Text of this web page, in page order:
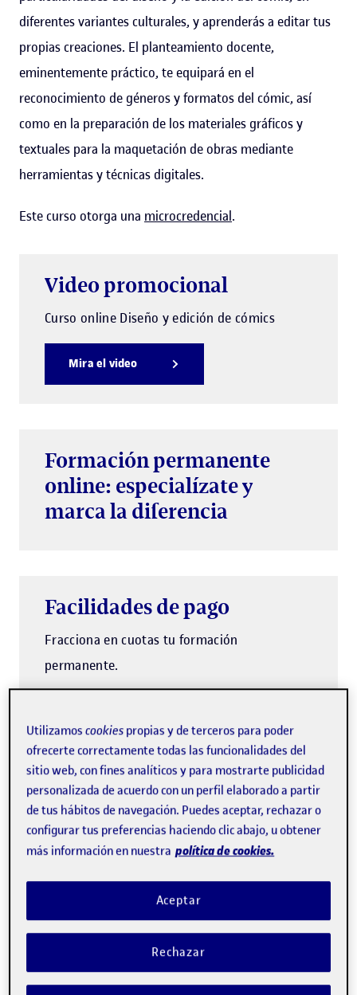
diferentes variantes culturales, y aprenderás a editar tus
propias creaciones. El planteamiento docente,
eminentemente práctico, te equipará en el
reconocimiento de géneros y formatos del cómic, así
como en la preparación de los materiales gráficos y
textuales para la maquetación de obras mediante
herramientas y técnicas digitales.
Este curso otorga una microcredencial.
Video promocional
Curso online Diseño y edición de cómics
Mira el video
Formación permanente
online: especialízate y
marca la diferencia
Facilidades de pago
Fracciona en cuotas tu formación
permanente.
El cómic, en sus diversas variantes culturales (europeo,
norteamericano o el manga japonés), está en auge.
Estamos asistiendo a una eclosión sin precedentes en
cuanto al número de obras y a la diversificación de
géneros: histórico, biográfico, divulgativo, bélico,
deportivo, educativo, de autor/a, feminista y
experimental. En muchos países proliferan editoriales,
tiendas especializadas, concursos, salones, exposiciones,
eventos y portales web consagrados al género.
Paralelamente, cada vez está más presente en escuelas e
Utilizamoscookies propias y de terceros para poder
ofrecerte correctamente todas las funcionalidades del
sitio web, con fines analíticos y para mostrarte publicidad
personalizada de acuerdo con un perfil elaborado a partir
de tus hábitos de navegación. Puedes aceptar, rechazar o
configurar tus preferencias haciendo clic abajo, u obtener
más información en nuestra política de cookies.
Rechazar
Aceptar